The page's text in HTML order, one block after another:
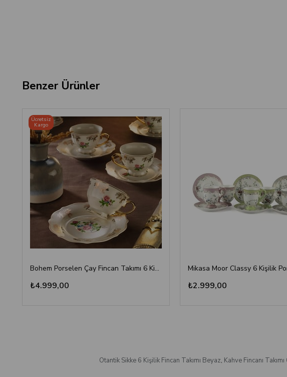
Benzer Ürünler
Bohem Porselen Çay Fincan Takımı 6 Kişilik Gül Desenli
₺4.999,00
Ücretsiz
Kargo
₺2.999,00
Otantik Sikke 6 Kişilik Fincan Takımı Beyaz, Kahve Fincanı